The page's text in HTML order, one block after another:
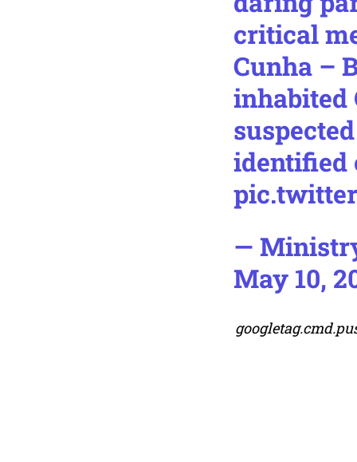
critical
Cunha –
inhabited
identified
—
May 10,